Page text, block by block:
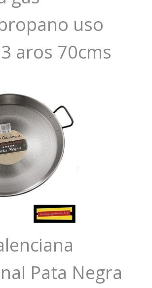
uso
aros 70cms
Pata Negra